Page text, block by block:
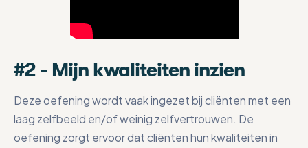
#2 - Mijn kwaliteiten inzien
Deze oefening wordt vaak ingezet bij cliënten met een
laag zelfbeeld en/of weinig zelfvertrouwen. De
oefening zorgt ervoor dat cliënten hun kwaliteiten in